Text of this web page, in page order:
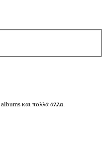
albums και πολλά άλλα.